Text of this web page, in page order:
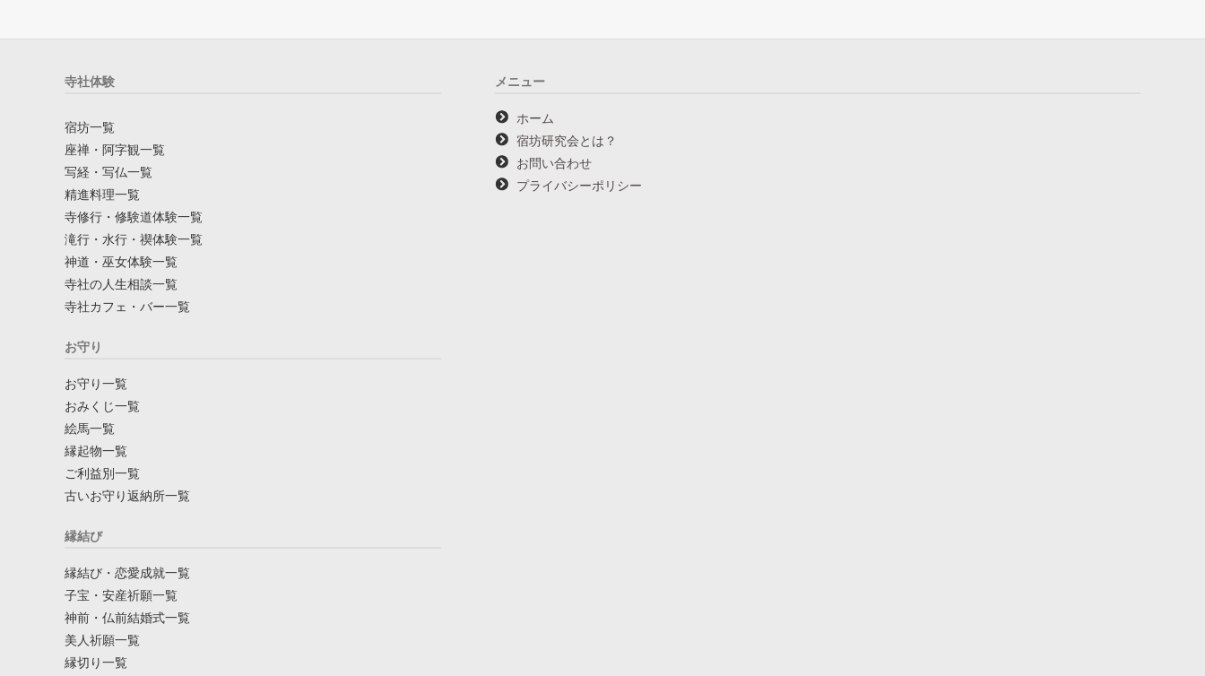
寺社体験
宿坊一覧
座禅・阿字観一覧
写経・写仏一覧
精進料理一覧
寺修行・修験道体験一覧
滝行・水行・禊体験一覧
神道・巫女体験一覧
寺社の人生相談一覧
寺社カフェ・バー一覧
お守り
お守り一覧
おみくじ一覧
絵馬一覧
縁起物一覧
ご利益別一覧
古いお守り返納所一覧
縁結び
縁結び・恋愛成就一覧
子宝・安産祈願一覧
神前・仏前結婚式一覧
美人祈願一覧
縁切り一覧
メニュー
ホーム
宿坊研究会とは？
お問い合わせ
プライバシーポリシー